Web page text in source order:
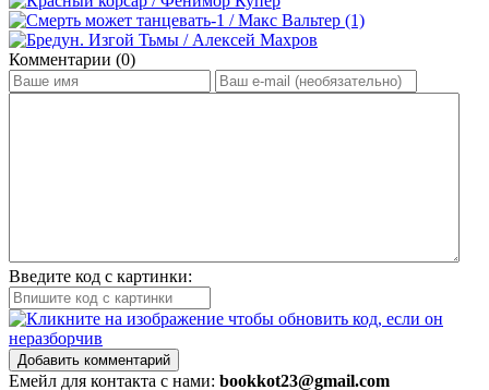
Комментарии (0)
Введите код с картинки:
Добавить комментарий
Емейл для контакта с нами: bookkot23@gmail.com